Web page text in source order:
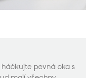
pevná oka s